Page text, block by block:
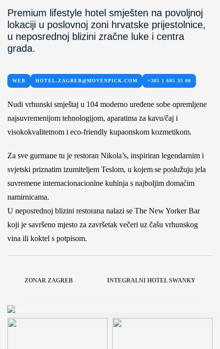
Premium lifestyle hotel smješten na povoljnoj
lokaciji u poslovnoj zoni hrvatske prijestolnice,
u neposrednoj blizini zračne luke i centra
grada.
WEB HOTEL.ZAGREB@MOVENPICK.COM +385 1 605 35 00
Nudi vrhunski smještaj u 104 moderno uređene sobe opremljene
najsuvremenijom tehnologijom, aparatima za kavu/čaj i
visokokvalitetnom i eco-friendly kupaonskom kozmetikom.
Za sve gurmane tu je restoran Nikola’s, inspiriran legendarnim i
svjetski priznatim izumiteljem Teslom, u kojem se poslužuju jela
suvremene internacionacionlne kuhinja s najboljim domaćim
namirnicama.
U neposrednoj blizini restorana nalazi se The New Yorker Bar
koji je savršeno mjesto za završetak večeri uz čašu vrhunskog
vina ili koktel s potpisom.
ZONAR ZAGREB INTEGRALNI HOTEL SWANKY